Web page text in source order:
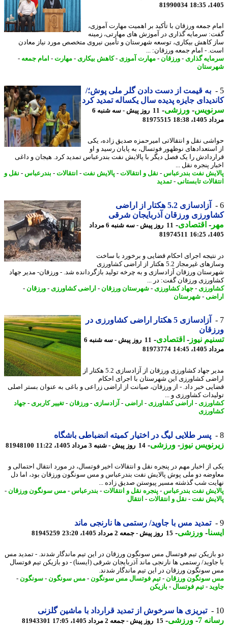
81990034
جمعه ورزقان با تأکید بر اهمیت مهارت آموزی،
سرمایه گذاری در آموزش های مهارتی، زمینه
کاهش بیکاری، توسعه شهرستان و تأمین نیروی متخصص مورد نیاز معادن
- امام جمعه ورزقان: ...
گذاری- ورزقان -مهارت آموزی- کاهش بیکاری- مهارت- امام جمعه-
به قیمت از دست دادن گلر ملی پوش؛/
جایزه پدیده سال یکساله تمدید کرد
-ورزشی-
11 روز پیش - سه شنبه 6
18:38
81975515
نقل و انتقالاتی امیرحمزه صدیق زاده، یکی
نوظهور فوتسال، به پایان رسید و او
را یک فصل دیگر با پالایش نفت بندرعباس تمدید کرد. هیجان و داغی
پنجره نقل ...
نفت بندرعباس-نقل و انتقالات-پالایش نفت -انتقالات-بندرعباس-نقل و
تابستانی-تمدید
آزادسازی 5.2 هکتار از اراضی
ورزقان آذربایجان شرقی
-اقتصادی-
11 روز پیش - سه شنبه 6 مرداد
81974511
اجرای احکام قضایی و برخورد با ساخت
وسازهای غیرمجاز 5.2 هکتار از اراضی کشاورزی
ورزقان آزادسازی و به چرخه تولید بازگردانده شد. - ورزقان- مدیر جهاد
ورزقان گفت: در ...
- جهاد کشاورزی- شهرستان ورزقان -اراضی کشاورزی- ورزقان -
-شهرستان
آزادسازی 5 هکتار اراضی کشاورزی در
نیوز-اقتصادی-
11 روز پیش - سه شنبه 6
14:45
81973774
مدیر جهاد کشاورزی ورزقان از آزادسازی 5.2 هکتار از
کشاورزی این شهرستان با اجرای احکام
خبر داد. - از ورزقان، صیانت از اراضی زراعی و باغی به عنوان بستر اصلی
کشاورزی و ...
- اراضی کشاورزی- اراضی -آزادسازی- ورزقان -تغییر کاربری - جهاد
پسر طلایی لیگ در اختیار کمیته انضباطی باشگاه
نیوز-ورزشی-14 روز پیش - شنبه 3 مرداد 1405، 11:22 81948100
از اخبار مهم در پنجره نقل و انتقالات اخیر فوتسال، در مورد انتقال احتمالی و
دو ملی پوش پالایش نفت بندرعباس و مس سونگون ورزقان بود، اما دل
شب گذشته مسیر پیوستن صدیق زاده ...
نفت بندرعباس-پنجره نقل و انتقالات-بندرعباس-مس سونگون ورزقان -
نفت -نقل و انتقالات-انتقال
تمدید مس با جاوید/ رستمی ها نارنجی ماند
-ورزشی-15 روز پیش - جمعه 2 مرداد 1405، 23:20 81945259
تیم فوتسال مس سونگون ورزقان در این تیم ماندگار شدند. - تمدید مس
رستمی ها نارنجی ماند آذربایجان شرقی (ایسنا) - دو بازیکن تیم فوتسال
ورزقان در این تیم ماندگار شدند.
سونگون ورزقان -تیم فوتسال مس سونگون-مس سونگون-سونگون-
-تیم فوتسال-بازیکن
تبریزی ها سرخوش از تمدید قرارداد با ماشین گلزنی
7
-ورزشی-15 روز پیش - جمعه 2 مرداد 1405، 17:05 81943301